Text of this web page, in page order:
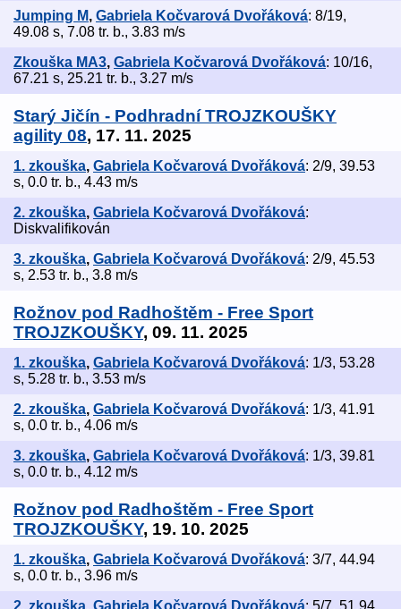
Jumping M, Gabriela Kočvarová Dvořáková: 8/19,
49.08 s, 7.08 tr. b., 3.83 m/s
Zkouška MA3, Gabriela Kočvarová Dvořáková: 10/16,
67.21 s, 25.21 tr. b., 3.27 m/s
Starý Jičín - Podhradní TROJZKOUŠKY
agility 08, 17. 11. 2025
1. zkouška, Gabriela Kočvarová Dvořáková: 2/9, 39.53
s, 0.0 tr. b., 4.43 m/s
2. zkouška, Gabriela Kočvarová Dvořáková:
Diskvalifikován
3. zkouška, Gabriela Kočvarová Dvořáková: 2/9, 45.53
s, 2.53 tr. b., 3.8 m/s
Rožnov pod Radhoštěm - Free Sport
TROJZKOUŠKY, 09. 11. 2025
1. zkouška, Gabriela Kočvarová Dvořáková: 1/3, 53.28
s, 5.28 tr. b., 3.53 m/s
2. zkouška, Gabriela Kočvarová Dvořáková: 1/3, 41.91
s, 0.0 tr. b., 4.06 m/s
3. zkouška, Gabriela Kočvarová Dvořáková: 1/3, 39.81
s, 0.0 tr. b., 4.12 m/s
Rožnov pod Radhoštěm - Free Sport
TROJZKOUŠKY, 19. 10. 2025
1. zkouška, Gabriela Kočvarová Dvořáková: 3/7, 44.94
s, 0.0 tr. b., 3.96 m/s